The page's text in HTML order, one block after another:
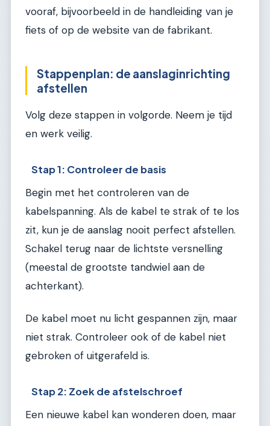
vooraf, bijvoorbeeld in de handleiding van je
fiets of op de website van de fabrikant.
Stappenplan: de aanslaginrichting
afstellen
Volg deze stappen in volgorde. Neem je tijd
en werk veilig.
Stap 1: Controleer de basis
Begin met het controleren van de
kabelspanning. Als de kabel te strak of te los
zit, kun je de aanslag nooit perfect afstellen.
Schakel terug naar de lichtste versnelling
(meestal de grootste tandwiel aan de
achterkant).
De kabel moet nu licht gespannen zijn, maar
niet strak. Controleer ook of de kabel niet
gebroken of uitgerafeld is.
Stap 2: Zoek de afstelschroef
Een nieuwe kabel kan wonderen doen, maar